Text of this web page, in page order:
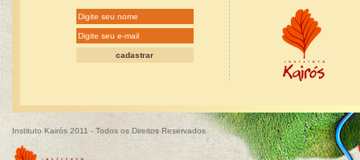
Instituto Kairós 2011 - Todos os Direitos Reservados